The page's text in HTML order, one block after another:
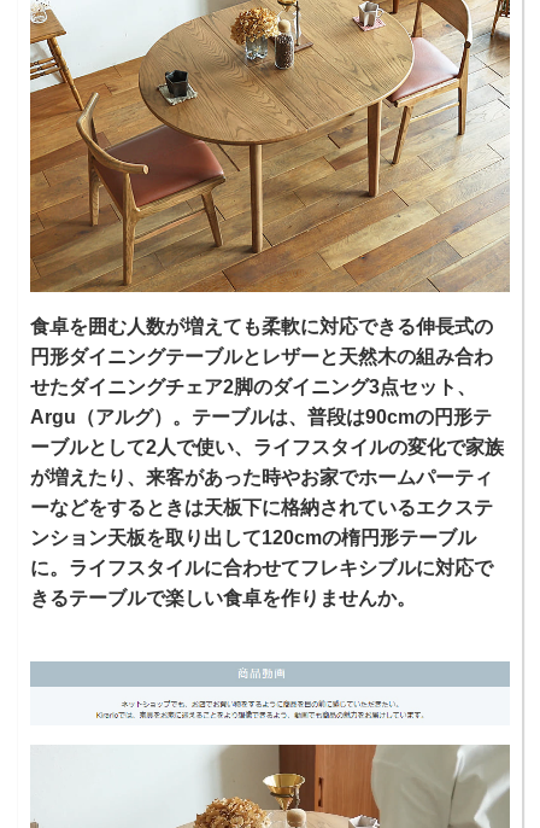
食卓を囲む人数が増えても柔軟に対応できる伸長式の
円形ダイニングテーブルとレザーと天然木の組み合わ
せたダイニングチェア2脚のダイニング3点セット、
Argu（アルグ）。テーブルは、普段は90cmの円形テ
ーブルとして2人で使い、ライフスタイルの変化で家族
が増えたり、来客があった時やお家でホームパーティ
ーなどをするときは天板下に格納されているエクステ
ンション天板を取り出して120cmの楕円形テーブル
に。ライフスタイルに合わせてフレキシブルに対応で
きるテーブルで楽しい食卓を作りませんか。